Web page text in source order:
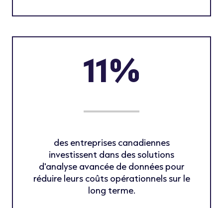
11%
des entreprises canadiennes
investissent dans des solutions
d'analyse avancée de données pour
réduire leurs coûts opérationnels sur le
long terme.